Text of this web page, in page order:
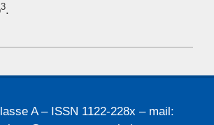
3.
A – ISSN 1122-228x – mail: